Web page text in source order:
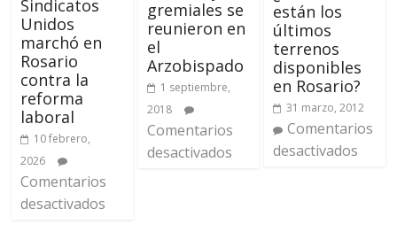
Sindicatos
Unidos
marchó en
Rosario
contra la
reforma
laboral
10 febrero,
2026
Comentarios
desactivados
gremiales se
reunieron en
el
Arzobispado
1 septiembre,
2018
Comentarios
desactivados
están los
últimos
terrenos
disponibles
en Rosario?
31 marzo, 2012
Comentarios
desactivados